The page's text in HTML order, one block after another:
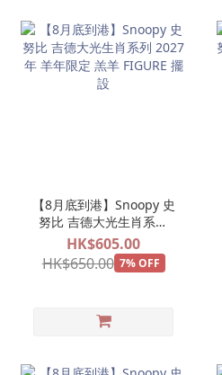
【8月底到港】Snoopy 史
努比 吉德大光生肖系列
2027年 羊年限定 羔羊
FIGURE 擺設
HK$605.00
HK$650.00 7% OFF